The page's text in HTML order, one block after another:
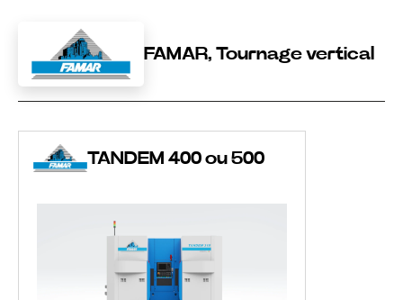
FAMAR, Tournage vertical
TANDEM 400 ou 500